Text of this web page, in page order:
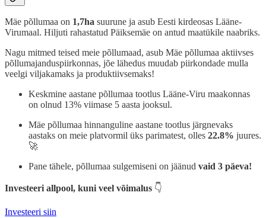
Mäe põllumaa on 1,7ha suurune ja asub Eesti kirdeosas Lääne-
Virumaal. Hiljuti rahastatud Päiksemäe on antud maatükile naabriks.
Nagu mitmed teised meie põllumaad, asub Mäe põllumaa aktiivses
põllumajanduspiirkonnas, jõe lähedus muudab piirkondade mulla
veelgi viljakamaks ja produktiivsemaks!
Keskmine aastane põllumaa tootlus Lääne-Viru maakonnas
on olnud 13% viimase 5 aasta jooksul.
Mäe põllumaa hinnanguline aastane tootlus järgnevaks
aastaks on meie platvormil üks parimatest, olles 22.8% juures.
🚀
Pane tähele, põllumaa sulgemiseni on jäänud vaid 3 päeva!
Investeeri allpool, kuni veel võimalus 👇
Investeeri siin